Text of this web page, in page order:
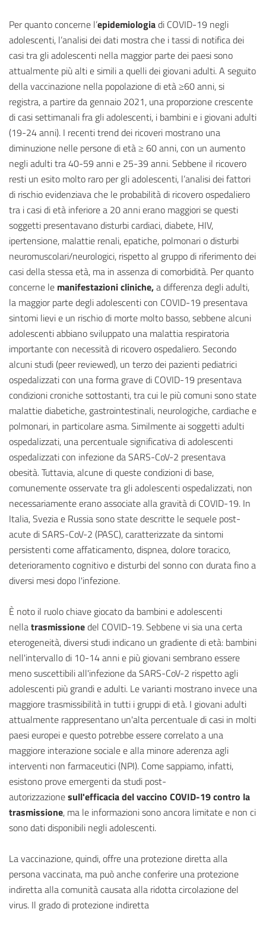
Per quanto concerne l’epidemiologiadi COVID-19 negli
adolescenti, l’analisi dei dati mostra che i tassi di notifica dei
casi tra gli adolescenti nella maggior parte dei paesi sono
attualmente più alti e simili a quelli dei giovani adulti. A seguito
della vaccinazione nella popolazione di età ≥60 anni, si
registra, a partire da gennaio 2021, una proporzione crescente
di casi settimanali fra gli adolescenti, i bambini e i giovani adulti
(19-24 anni). I recenti trend dei ricoveri mostrano una
diminuzione nelle persone di età ≥ 60 anni, con un aumento
negli adulti tra 40-59 anni e 25-39 anni. Sebbene il ricovero
resti un esito molto raro per gli adolescenti, l’analisi dei fattori
di rischio evidenziava che le probabilità di ricovero ospedaliero
tra i casi di età inferiore a 20 anni erano maggiori se questi
soggetti presentavano disturbi cardiaci, diabete, HIV,
ipertensione, malattie renali, epatiche, polmonari o disturbi
neuromuscolari/neurologici, rispetto al gruppo di riferimento dei
casi della stessa età, ma in assenza di comorbidità. Per quanto
concerne le manifestazioni cliniche,a differenza degli adulti,
la maggior parte degli adolescenti con COVID-19 presentava
sintomi lievi e un rischio di morte molto basso, sebbene alcuni
adolescenti abbiano sviluppato una malattia respiratoria
importante con necessità di ricovero ospedaliero. Secondo
alcuni studi (peer reviewed), un terzo dei pazienti pediatrici
ospedalizzati con una forma grave di COVID-19 presentava
condizioni croniche sottostanti, tra cui le più comuni sono state
malattie diabetiche, gastrointestinali, neurologiche, cardiache e
polmonari, in particolare asma. Similmente ai soggetti adulti
ospedalizzati, una percentuale significativa di adolescenti
ospedalizzati con infezione da SARS-CoV-2 presentava
obesità. Tuttavia, alcune di queste condizioni di base,
comunemente osservate tra gli adolescenti ospedalizzati, non
necessariamente erano associate alla gravità di COVID-19. In
Italia, Svezia e Russia sono state descritte le sequele post-
acute di SARS-CoV-2 (PASC), caratterizzate da sintomi
persistenti come affaticamento, dispnea, dolore toracico,
deterioramento cognitivo e disturbi del sonno con durata fino a
diversi mesi dopo l'infezione.
È noto il ruolo chiave giocato da bambini e adolescenti
nellatrasmissionedel COVID-19. Sebbene vi sia una certa
eterogeneità, diversi studi indicano un gradiente di età: bambini
nell'intervallo di 10-14 anni e più giovani sembrano essere
meno suscettibili all'infezione da SARS-CoV-2 rispetto agli
adolescenti più grandi e adulti. Le varianti mostrano invece una
maggiore trasmissibilità in tutti i gruppi di età. I giovani adulti
attualmente rappresentano un'alta percentuale di casi in molti
paesi europei e questo potrebbe essere correlato a una
maggiore interazione sociale e alla minore aderenza agli
interventi non farmaceutici (NPI). Come sappiamo, infatti,
esistono prove emergenti da studi post-
autorizzazionesull'efficacia del vaccino COVID-19 contro la
trasmissione, ma le informazioni sono ancora limitate e non ci
sono dati disponibili negli adolescenti.
La vaccinazione, quindi, offre una protezione diretta alla
persona vaccinata, ma può anche conferire una protezione
indiretta alla comunità causata alla ridotta circolazione del
virus. Il grado di protezione indiretta